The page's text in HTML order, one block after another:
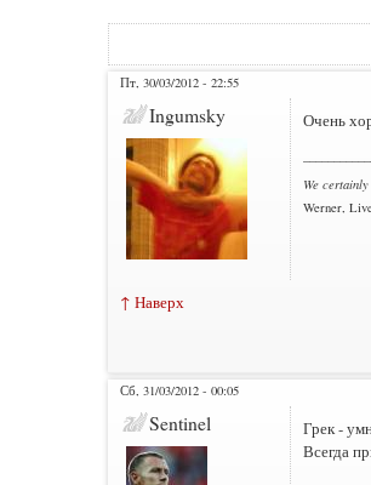
Пт, 30/03/2012 - 22:55
Ingumsky Очень
We
Werner,
↑ Наверх
Сб, 31/03/2012 - 00:05
Sentinel
Грек -
Всегда